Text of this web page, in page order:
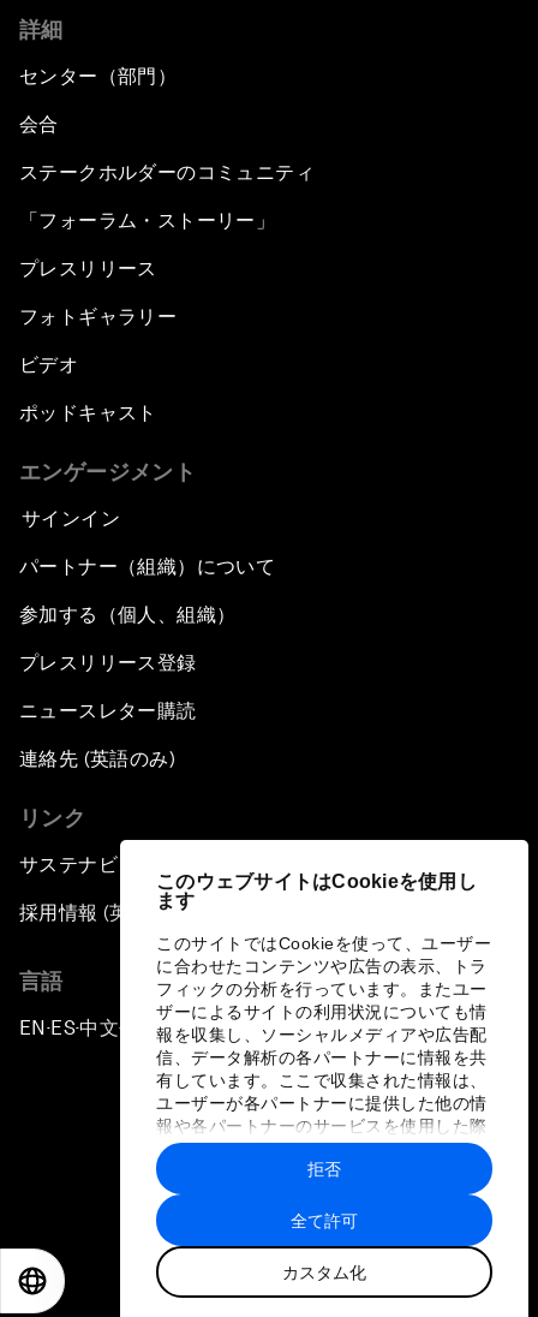
このウェブサイトはCookieを使用し
ます
このサイトではCookieを使って、ユーザー
に合わせたコンテンツや広告の表示、トラ
フィックの分析を行っています。またユー
ザーによるサイトの利用状況についても情
報を収集し、ソーシャルメディアや広告配
信、データ解析の各パートナーに情報を共
有しています。ここで収集された情報は、
ユーザーが各パートナーに提供した他の情
報や各パートナーのサービスを使用した際
に収集された情報と組み合わされ、各パー
トナーによって使用されることがありま
す。
全て許可
カスタム化
拒否
詳細
センター（部門）
会合
ステークホルダーのコミュニティ
「フォーラム・ストーリー」
プレスリリース
フォトギャラリー
ビデオ
ポッドキャスト
エンゲージメント
サインイン
パートナー（組織）について
参加する（個人、組織）
プレスリリース登録
ニュースレター購読
連絡先 (英語のみ)
リンク
サステナビリティへの取り組み
採用情報 (英語のみ)
言語
EN ▪ ES▪中文▪ 日本語
プライバシーポリシーと利用規約
サイトマップ
©
世界経済フォーラム